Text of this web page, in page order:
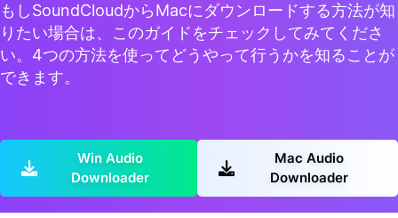
もしSoundCloudからMacにダウンロードする方法が知
りたい場合は、このガイドをチェックしてみてくださ
い。4つの方法を使ってどうやって行うかを知ることが
できます。
Win Audio
Downloader
Mac Audio
Downloader